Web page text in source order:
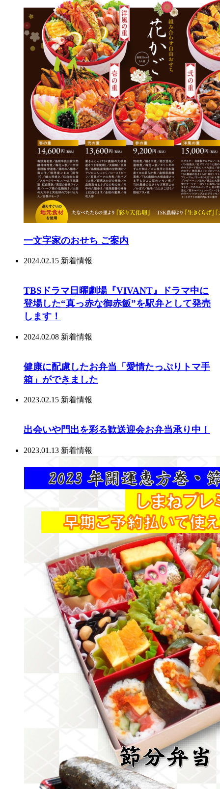
一文字家のおせち ご案内
2024.02.15 新着情報
TBSドラマ日曜劇場『VIVANT』ドラマ中に
登場した“真っ赤な御赤飯”を駅弁として発売
します！
2024.02.08 新着情報
健康に配慮したお弁当「愛情たっぷりトマ手
箱」ができました
2023.02.15 新着情報
出会いや門出を彩る歓送迎会お弁当承り中！
2023.01.13 新着情報